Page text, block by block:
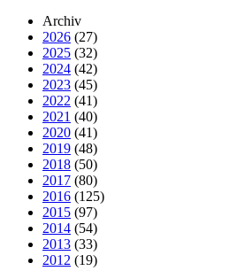
Archiv
2026 (27)
2025 (32)
2024 (42)
2023 (45)
2022 (41)
2021 (40)
2020 (41)
2019 (48)
2018 (50)
2017 (80)
2016 (125)
2015 (97)
2014 (54)
2013 (33)
2012 (19)